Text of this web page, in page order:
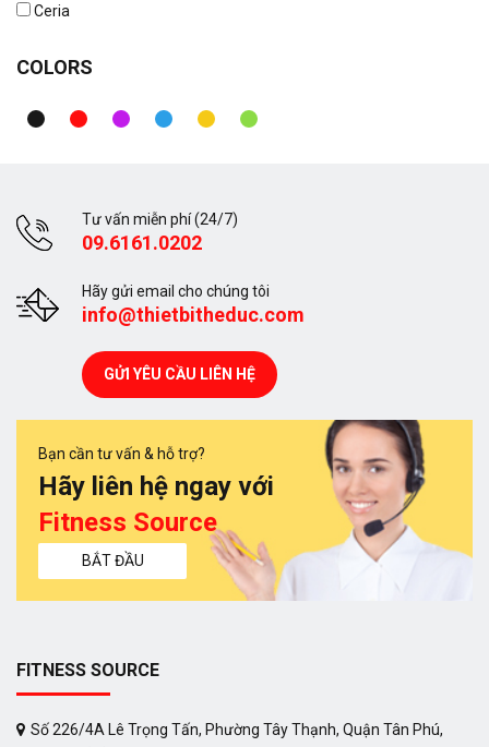
Ceria
COLORS
Tư vấn miễn phí (24/7)
09.6161.0202
Hãy gửi email cho chúng tôi
info@thietbitheduc.com
GỬI YÊU CẦU LIÊN HỆ
Bạn cần tư vấn & hỗ trợ?
Hãy liên hệ ngay với
Fitness Source
BẮT ĐẦU
FITNESS SOURCE
Số 226/4A Lê Trọng Tấn, Phường Tây Thạnh, Quận Tân Phú,